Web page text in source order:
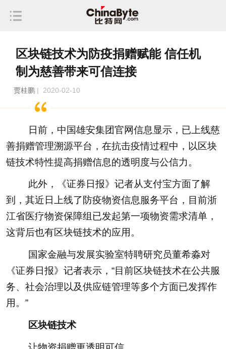
区块链技术为防疫捐赠赋能 信任机
制为慈善带来可信连接
贾桂鹏 | 2020-02-10
日前，中国雄安集团官网信息显示，已上线慈
善捐赠管理溯源平台，在抗击疫情过程中，以区块
链技术特性提高捐赠信息的透明度与公信力。
此外，《证券日报》记者从支付宝方面了解
到，其近日上线了防疫物资信息服务平台，目前浙
江省医疗物资保障组已发起第一项物资需求清单，
这背后也有区块链技术的应用。
国家金融与发展实验室特聘研究员董希淼对
《证券日报》记者表示，“目前区块链技术在公共服
务、社会治理以及供应链管理等多个方面已发挥作
用。”
区块链技术